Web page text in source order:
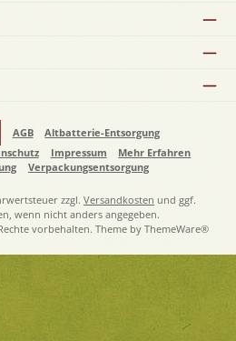
AGB
Altbatterie-Entsorgung
Impressum
Mehr Erfahren
Verpackungsentsorgung
zzgl. Versandkosten und ggf.
wenn nicht anders angegeben.
vorbehalten. Theme by ThemeWare®